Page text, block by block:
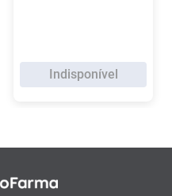
Indisponível